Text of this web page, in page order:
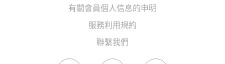
有關會員個人信息的申明
服務利用規約
聯繫我們